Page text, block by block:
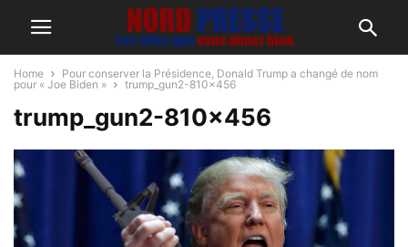
Home
Pour conserver la Présidence, Donald Trump a changé de nom
pour « Joe Biden »
trump_gun2-810x456
trump_gun2-810×456